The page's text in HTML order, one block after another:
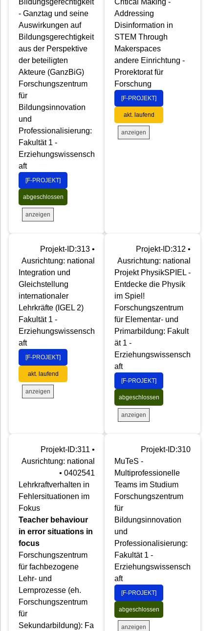
- Ganztag und seine
Auswirkungen auf
Bildungsgerechtigkeit
aus der Perspektive
der beteiligten
Akteure (GanzBiG)
Forschungszentrum
für
Bildungsinnovation
und
Professionalisierung:
Fakultät 1 -
Erziehungswissensch
aft
[F-PROJEKT]
abgeschlossen
anzeigen
Addressing
Disinformation in
STEM Through
Makerspaces
andere Einrichtung -
Prorektorat für
Forschung
[F-PROJEKT]
akt. laufend
anzeigen
Projekt-ID:313 •
Ausrichtung: national
Integration und
Gleichstellung
internationaler
Lehrkräfte (IGEL 2)
Fakultät 1 -
Erziehungswissensch
aft
[F-PROJEKT]
akt. laufend
anzeigen
Projekt-ID:312 •
Ausrichtung: national
Projekt PhysikSPIEL -
Entdecke die Physik
im Spiel!
Forschungszentrum
für Elementar- und
Primarbildung: Fakult
ät 1 -
Erziehungswissensch
aft
[F-PROJEKT]
abgeschlossen
anzeigen
Projekt-ID:311 •
Ausrichtung: national
• 0402541
Lehrkraftverhalten in
Fehlersituationen im
Fokus
Teacher behaviour
in error situations in
focus
Forschungszentrum
für fachbezogene
Lehr- und
Lernprozesse (eh.
Forschungszentrum
für
Sekundarbildung): Fa
Projekt-ID:310
MuTeS -
Multiprofessionelle
Teams im Studium
Forschungszentrum
für
Bildungsinnovation
und
Professionalisierung:
Fakultät 1 -
Erziehungswissensch
aft
[F-PROJEKT]
abgeschlossen
anzeigen